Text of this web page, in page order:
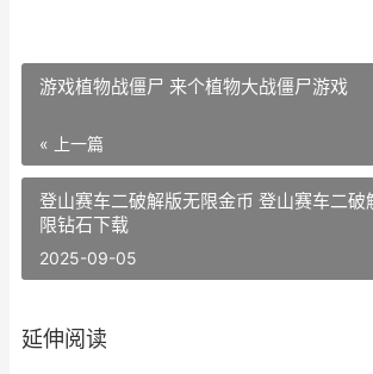
游戏植物战僵尸 来个植物大战僵尸游戏
« 上一篇
登山赛车二破解版无限金币 登山赛车二破
限钻石下载
2025-09-05
延伸阅读